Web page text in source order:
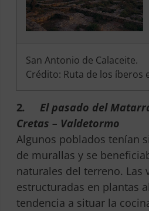
San Antonio de Calaceite.
Crédito: Ruta de los íberos
2. El pasado del
Cretas – Valdetormo
Algunos poblados tenían
de murallas y se
naturales del terreno. Las
estructuradas en plantas
tendencia a situar la